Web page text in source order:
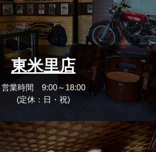
東米里店
営業時間 9:00～18:00
(定休：日・祝)